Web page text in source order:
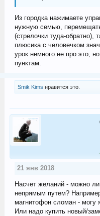
Из городка нажимаете
нужную семью,
(стрелочки туда-
плюсика с человечком
урок немного не про это,
пунктам.
Smik Kims нравится это.
21 янв 2018
Насчет желаний - можно
непрямым путем?
магнитофон сломан - могу
Или надо купить новый/